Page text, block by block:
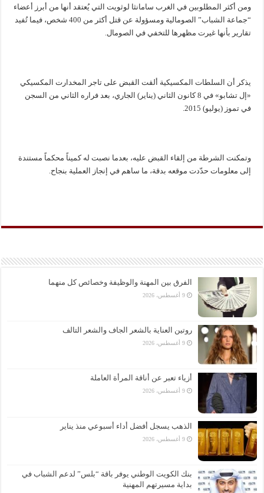
ومن أكثر المطلوبين في الغرب سامانثا لوثويت التي يُعتقد أنها من أبرز أعضاء
“جماعة الشباب” الصومالية ومسؤولة عن قتل أكثر من 400 شخص، فيما تُفيد
تقارير بأنها غيرت مظهرها للتخفي في الصومال.
يذكر أن السلطات المكسيكية ألقت القبض على تاجر المخدارت المكسيكي
«إل تشابو» في 8 كانون الثاني (يناير) الجاري، بعد فراره الثاني من السجن
في تموز (يوليو) 2015.
وتمكنت الشرطة من إلقاء القبض عليه، بعدما نصبت له كميناً محكماً مستندة
إلى معلومات حدّدت موقعه بدقة، ما ساهم في إنجاز العملية بنجاح.
الفرق بين المهنة والوظيفة وخصائص كل منهما
9 أغسطس، 2026
روتين العناية بالشعر الجاف والشعر التالف
9 أغسطس، 2026
أزياء تعبر عن أناقة المرأة العاملة
9 أغسطس، 2026
الذهب يسجل أفضل أداء أسبوعي منذ يناير
9 أغسطس، 2026
بنك الكويت الوطني يوفر باقة “بلس” لدعم الشباب في
بداية مسيرتهم المهنية